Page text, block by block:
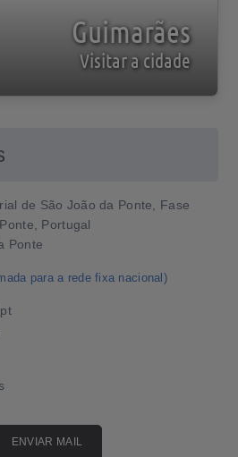
Guimarães
Visitar a cidade
de São João da Ponte, Fase
Portugal
Ponte
para a rede fixa nacional)
ENVIAR MAIL